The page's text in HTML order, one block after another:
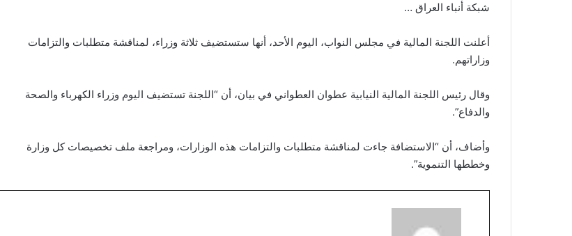
شبكة أنباء العراق …
أعلنت اللجنة المالية في مجلس النواب، اليوم الأحد، أنها ستستضيف ثلاثة وزراء، لمناقشة متطلبات والتزامات
وزاراتهم.
وقال رئيس اللجنة المالية النيابية عطوان العطواني في بيان، أن “اللجنة تستضيف اليوم وزراء الكهرباء والصحة
والدفاع”.
وأضاف، أن “الاستضافة جاءت لمناقشة متطلبات والتزامات هذه الوزارات، ومراجعة ملف تخصيصات كل وزارة
وخططها التنموية”.